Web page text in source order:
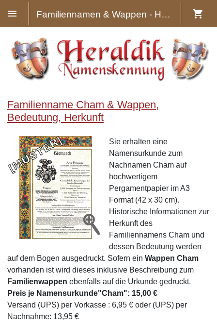
Familiennamen & Wappen - Heraldik
Familienname Cham & Wappen,
Bedeutung, Herkunft
Sie erhalten eine
Namensurkunde zum
Nachnamen Cham auf
hochwertigem
Pergamentpapier im A3
Format (42 x 30 cm).
Historische Informationen zur
Herkunft des
Familiennamens Cham und
dessen Bedeutung werden
auf dem Bogen ausgedruckt. Sofern ein Wappen Cham
vorhanden ist wird dieses inklusive Beschreibung zum
Familienwappen ebenfalls auf die Urkunde gedruckt.
Preis je Namensurkunde"Cham": 15,00 €
Versand (UPS) per Vorkasse : 6,95 € oder (UPS) per
Nachnahme: 13,95 €